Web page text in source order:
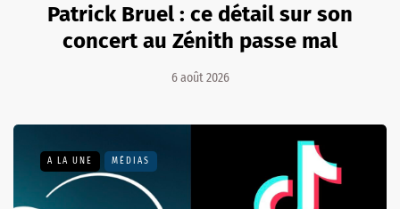
Patrick Bruel : ce détail sur son
concert au Zénith passe mal
6 août 2026
A LA UNE MÉDIAS